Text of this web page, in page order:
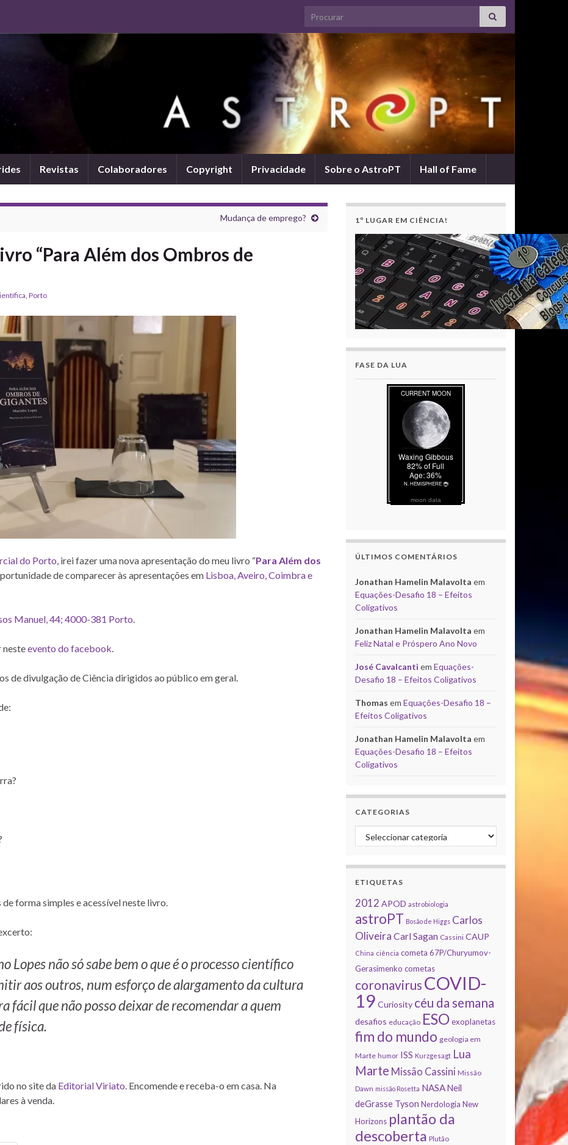
Search for:
Revistas Colaboradores Copyright Privacidade Sobre o AstroPT Hall of Fame
Mudança de emprego?
“Para Além dos Ombros de
, Porto
do Porto, irei fazer uma nova apresentação do meu livro “Para Além dos
de comparecer às apresentações em Lisboa, Aveiro, Coimbra e
Manuel, 44; 4000-381 Porto.
nesteevento do facebook.
de divulgação de Ciência dirigidos ao público em geral.
forma simples e acessível neste livro.
não só sabe bem o que é o processo científico
aos outros, num esforço de alargamento da cultura
que não posso deixar de recomendar a quem
física.
no site da Editorial Viriato. Encomende e receba-o em casa. Na
à venda.
1º LUGAR EM CIÊNCIA!
FASE DA LUA
moon data
ÚLTIMOS COMENTÁRIOS
Jonathan Hamelin Malavolta em
Equações-Desafio 18 – Efeitos
Coligativos
Jonathan Hamelin Malavolta em
Feliz Natal e Próspero Ano Novo
José Cavalcanti em Equações-
Desafio 18 – Efeitos Coligativos
Thomas em Equações-Desafio 18 –
Efeitos Coligativos
Jonathan Hamelin Malavolta em
Equações-Desafio 18 – Efeitos
Coligativos
CATEGORIAS
Categorias
ETIQUETAS
2012 APOD astrobiologia
astroPT Bosão de Higgs Carlos
Oliveira Carl Sagan Cassini CAUP
China ciência cometa 67P/Churyumov-
Gerasimenko cometas
coronavirus COVID-
19 Curiosity céu da semana
desafios educação ESO exoplanetas
fim do mundo geologia em
Marte humor ISS Kurzgesagt Lua
Marte Missão Cassini Missão
Dawn missão Rosetta NASA Neil
deGrasse Tyson Nerdologia New
Horizons plantão da
descoberta Plutão